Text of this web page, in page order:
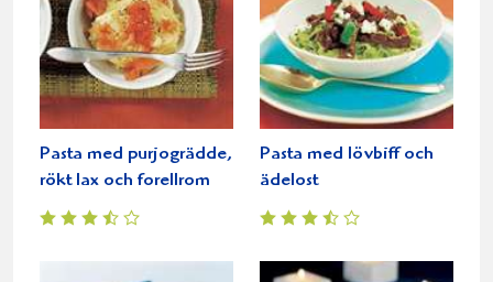
Pasta med purjogrädde,
rökt lax och forellrom
Pasta med lövbiff och
ädelost